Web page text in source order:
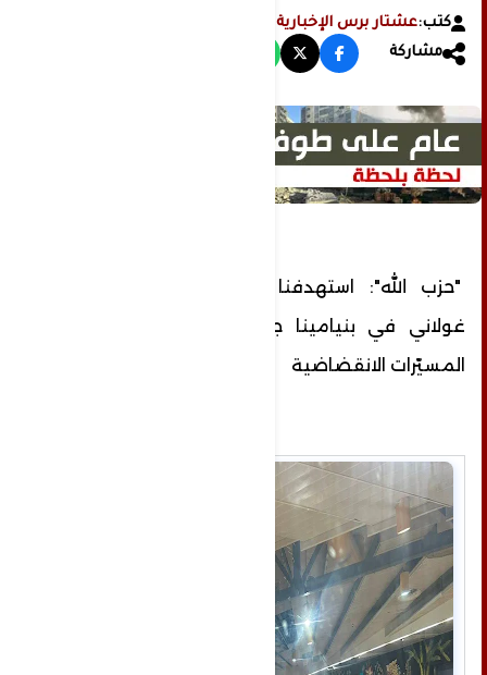
كتب:عشتار برس الإخبارية
مشاركة
"حزب الله": استهدفنا ‏معسكر تدريب للواء
غولاني في بنيامينا جنوبي حيفا بسرب من
المسيّرات الانقضاضية